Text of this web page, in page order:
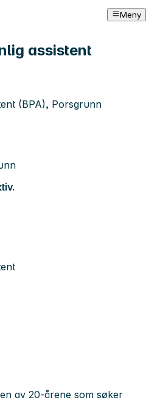
Meny
assistent
(BPA), Porsgrunn
av 20-årene som søker